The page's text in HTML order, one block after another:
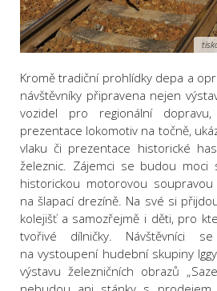
Kromě tradiční prohlídky depa a
návštěvníky připravena nejen
vozidel pro regionální
prezentace lokomotiv na točně,
vlaku či prezentace historické
železnic. Zájemci se budou moci
historickou motorovou
na šlapací drezíně. Na své si
kolejišť a samozřejmě i děti, pro
tvořivé dílničky. Návštěvníci
na vystoupení hudební skupiny
výstavu železničních obrazů